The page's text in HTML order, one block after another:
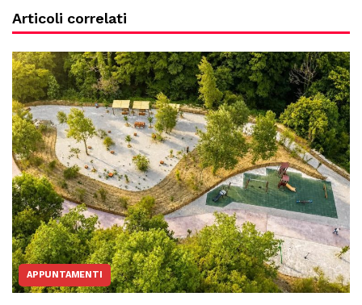
Articoli correlati
APPUNTAMENTI